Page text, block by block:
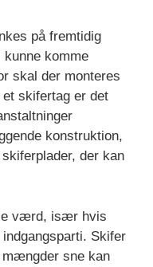
på fremtidig
komme
skal der monteres
skifertag er det
konstruktion,
der kan
værd, især hvis
Skifer
mængder sne kan